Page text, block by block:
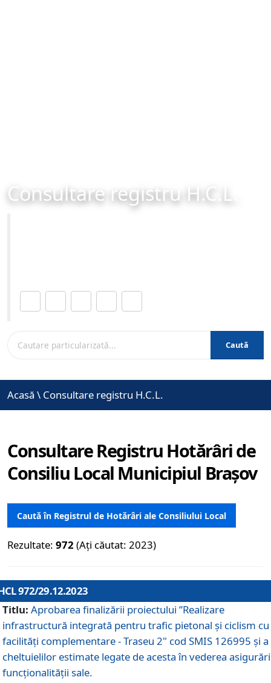
Consultare registru H.C.L.
Caută
Acasă \ Consultare registru H.C.L.
Consultare Registru Hotărâri de
Consiliu Local Municipiul Brașov
Caută în Registrul de Hotărâri ale Consiliului Local
Rezultate: 972 (Ați căutat: 2023)
972/29.12.2023
Titlu: Aprobarea finalizării proiectului ”Realizare
infrastructură integrată pentru trafic pietonal și ciclism cu
facilități complementare - Traseu 2" cod SMIS 126995 și a
cheltuielilor estimate legate de acesta în vederea
funcționalității sale.